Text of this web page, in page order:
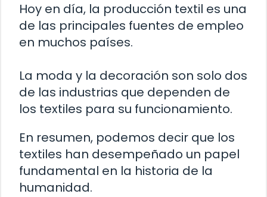
Hoy en día, la producción textil es una
de las principales fuentes de empleo
en muchos países.
La moda y la decoración son solo dos
de las industrias que dependen de
los textiles para su funcionamiento.
En resumen, podemos decir que los
textiles han desempeñado un papel
fundamental en la historia de la
humanidad.